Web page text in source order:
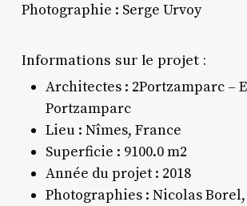
Photographie : Serge Urvoy
Informations sur le projet :
Architectes : 2Portzamparc –
Portzamparc
Lieu : Nîmes, France
Superficie : 9100.0 m2
Année du projet : 2018
Photographies : Nicolas Borel,